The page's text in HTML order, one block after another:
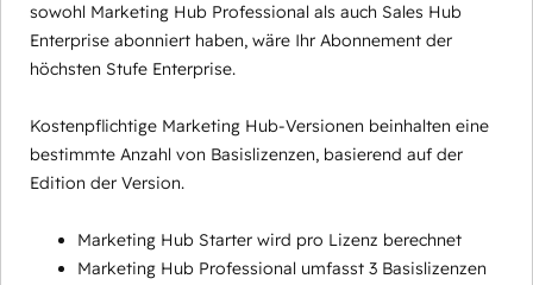
sowohl Marketing Hub Professional als auch Sales Hub
Enterprise abonniert haben, wäre Ihr Abonnement der
höchsten Stufe Enterprise.
Kostenpflichtige Marketing Hub-Versionen beinhalten eine
bestimmte Anzahl von Basislizenzen, basierend auf der
Edition der Version.
Marketing Hub Starter wird pro Lizenz berechnet
Marketing Hub Professional umfasst 3 Basislizenzen